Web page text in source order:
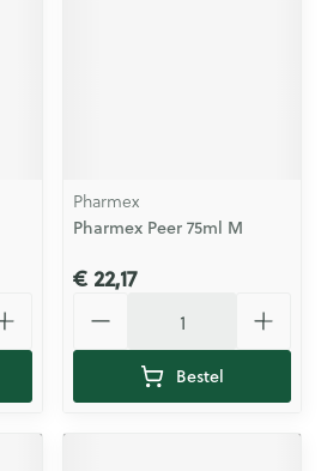
Pharmex
Pharmex Peer 75ml M
€ 22,17
Bestel